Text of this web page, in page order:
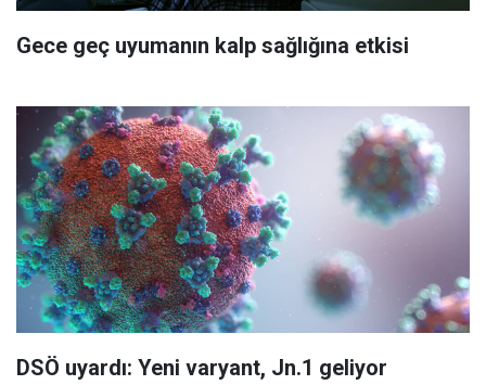
Gece geç uyumanın kalp sağlığına etkisi
DSÖ uyardı: Yeni varyant, Jn.1 geliyor